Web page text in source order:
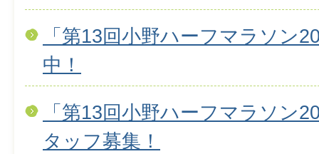
「第13回小野ハーフマラソン
中！
「第13回小野ハーフマラソン
タッフ募集！